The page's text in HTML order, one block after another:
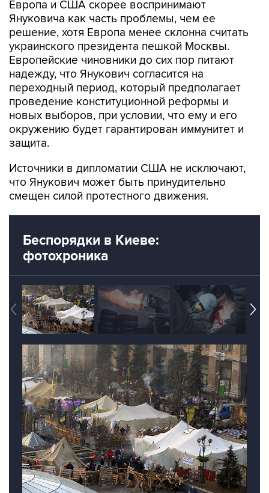
решение, хотя Европа менее склонна считать
украинского президента пешкой Москвы.
Европейские чиновники до сих пор питают
надежду, что Янукович согласится на
переходный период, который предполагает
проведение конституционной реформы и
новых выборов, при условии, что ему и его
окружению будет гарантирован иммунитет и
защита.
Источники в дипломатии США не исключают,
смещен силой протестного движения.
Беспорядки в Киеве:
фотохроника